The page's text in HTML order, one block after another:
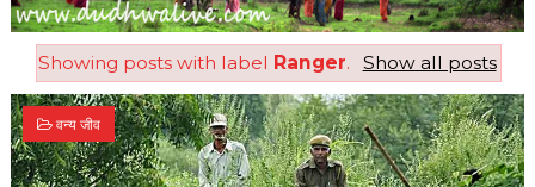
Showing posts with label Ranger. Show all posts
वन्य जीव